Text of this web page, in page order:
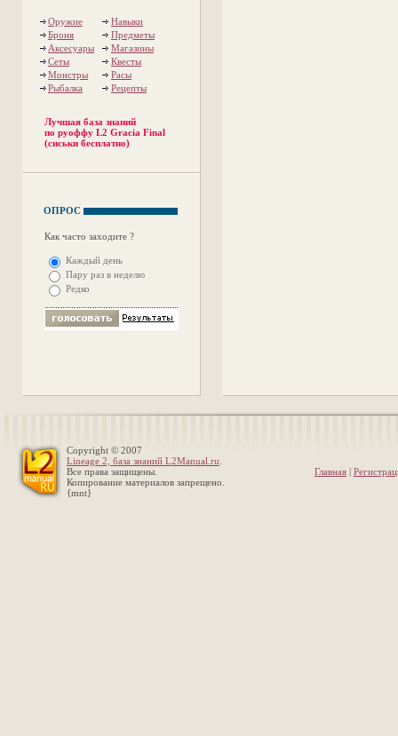
Оружие
Навыки
Броня
Предметы
Аксесуары
Магазины
Сеты
Квесты
Монстры
Расы
Рыбалка
Рецепты
Лучшая база знаний
по руоффу L2 Gracia Final
(сиськи бесплатно)
ОПРОС
Как часто заходите ?
Каждый день
Пару раз в неделю
Редко
Copyright © 2007
Lineage 2, база знаний L2Manual.ru
Все права защищены.
Копирование материалов запрещено.
{mnt}
Главная |